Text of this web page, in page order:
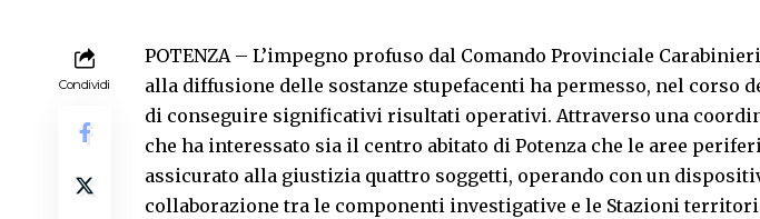
Condividi
POTENZA – L’impegno profuso dal Comando Provinciale
alla diffusione delle sostanze stupefacenti ha permesso, nel corso
di conseguire significativi risultati operativi. Attraverso una
che ha interessato sia il centro abitato di Potenza che le aree
assicurato alla giustizia quattro soggetti, operando con un
collaborazione tra le componenti investigative e le Stazioni